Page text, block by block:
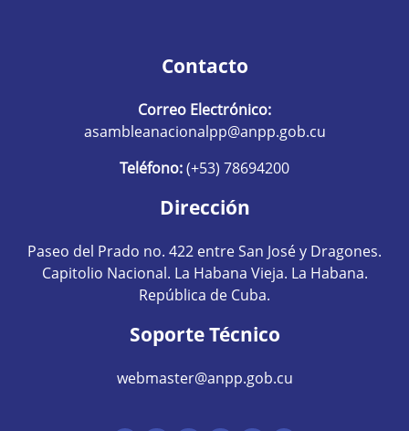
Contacto
Correo Electrónico:
asambleanacionalpp@anpp.gob.cu
Teléfono:(+53) 78694200
Dirección
Paseo del Prado no. 422 entre San José y Dragones.
Capitolio Nacional. La Habana Vieja. La Habana.
República de Cuba.
Soporte Técnico
webmaster@anpp.gob.cu
Redes sociales